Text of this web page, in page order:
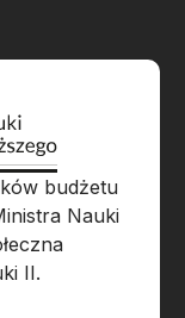
budżetu
Nauki
II.